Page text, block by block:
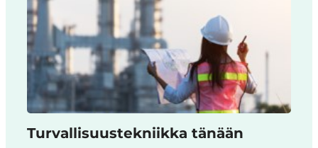
Turvallisuustekniikka tänään